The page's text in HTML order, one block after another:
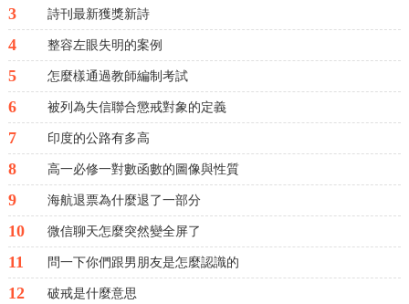
3 詩刊最新獲獎新詩
4 整容左眼失明的案例
5 怎麼樣通過教師編制考試
6 被列為失信聯合懲戒對象的定義
7 印度的公路有多高
8 高一必修一對數函數的圖像與性質
9 海航退票為什麼退了一部分
10 微信聊天怎麼突然變全屏了
11 問一下你們跟男朋友是怎麼認識的
12 破戒是什麼意思